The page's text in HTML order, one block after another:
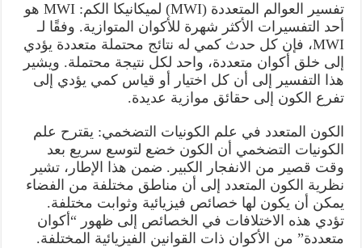
تفسير العوالم المتعددة (MWI) لميكانيكا الكم: MWI هو
أحد التفسيرات الأكثر شهرة للأكوان المتوازية. وفقًا لـ
MWI، فإن كل حدث كمي له نتائج محتملة متعددة يؤدي
إلى خلق أكوان متعددة، واحد لكل نتيجة محتملة. ويشير
هذا التفسير إلى أن كل اختيار أو قياس كمي يؤدي إلى
تفرع الكون إلى حقائق موازية عديدة.
الكون المتعدد في علم الكونيات التضخمي: يقترح علم
الكونيات التضخمي أن الكون خضع لتوسع سريع بعد
وقت قصير من الانفجار الكبير. ضمن هذا الإطار، تشير
نظرية الكون المتعدد إلى أن مناطق مختلفة من الفضاء
يمكن أن يكون لها خصائص فيزيائية وثوابت مختلفة.
تؤدي هذه الاختلافات في الخصائص إلى ظهور “أكوان
متعددة” من الأكوان ذات القوانين الفيزيائية المختلفة.